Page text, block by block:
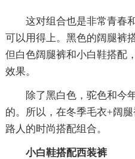
这对组合也是非常青春和
可以用得上。黑色的阔腿裤
但白色阔腿裤和小白鞋搭配
效果。
除了黑白色，驼色和今年
的。所以，在冬季毛衣+阔
路人的时尚搭配组合。
小白鞋搭配西装裤